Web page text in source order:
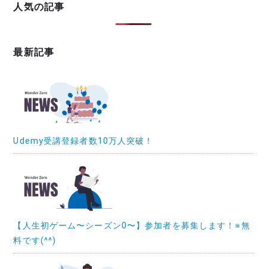
人気の記事
最新記事
Udemy受講登録者数10万人突破！
【人生初ゲーム〜シーズン0〜】参加者を募集します！※無
料です(^^)